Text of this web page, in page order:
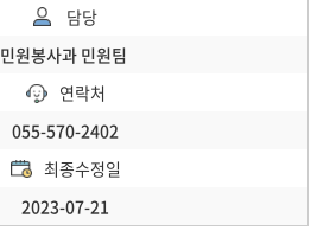
담당
민원봉사과 민원팀
연락처
055-570-2402
최종수정일
2023-07-21